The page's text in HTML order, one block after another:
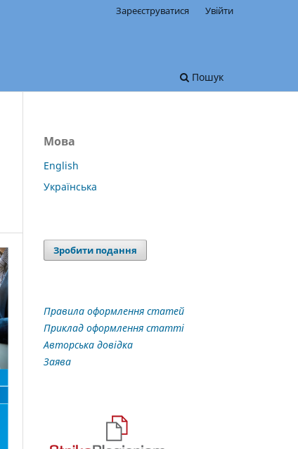
Пошук
Зареєструватися Увійти
Мова
English
Українська
Зробити подання
Правила оформлення статей
Приклад оформлення статті
Авторська довідка
Заява